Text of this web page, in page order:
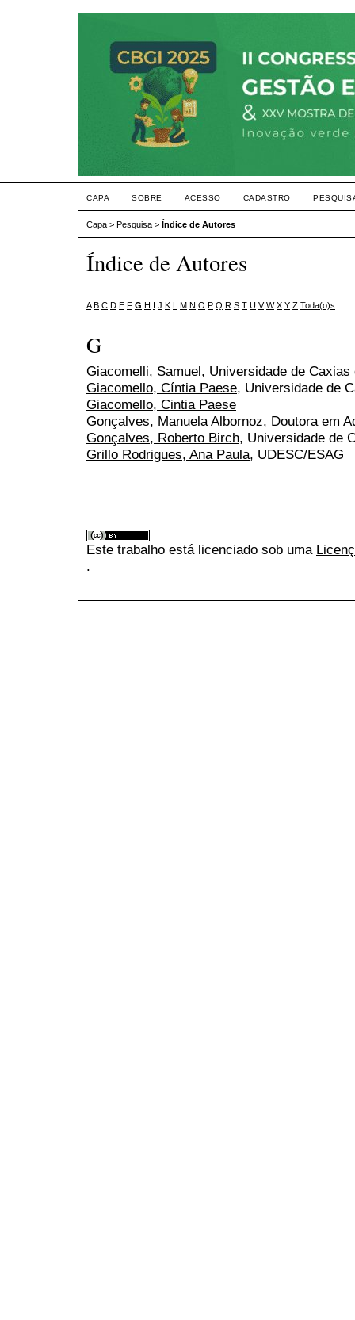
CAPA SOBRE ACESSO CADASTRO
Capa > Pesquisa > Índice de Autores
Índice de Autores
A B C D E F G H I J K L M N O P Q R S T U V W X Y Z Toda(o)s
G
Giacomelli, Samuel, Universidade de Caxias
Giacomello, Cíntia Paese, Universidade de
Giacomello, Cintia Paese
Gonçalves, Manuela Albornoz, Doutora em
Gonçalves, Roberto Birch, Universidade de
Grillo Rodrigues, Ana Paula, UDESC/ESAG
Este trabalho está licenciado sob uma
.